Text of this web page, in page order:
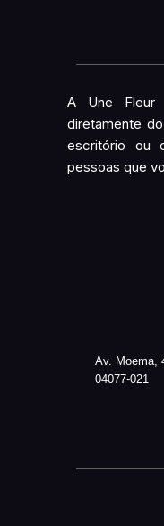
A Une Fleur
diretamente
escritório ou
pessoas que
Av. Moema,
04077-021